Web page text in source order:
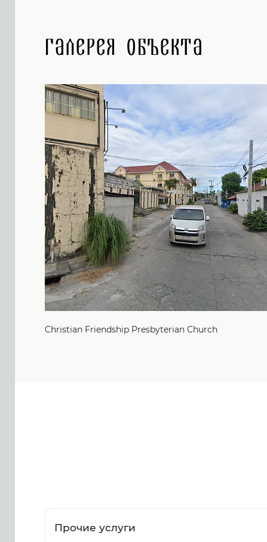
Галерея объекта
Christian Friendship Presbyterian Church
Прочие услуги